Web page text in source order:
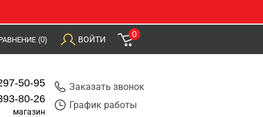
(0) ВОЙТИ
0
50-95
80-26
магазин
Заказать звонок
График работы